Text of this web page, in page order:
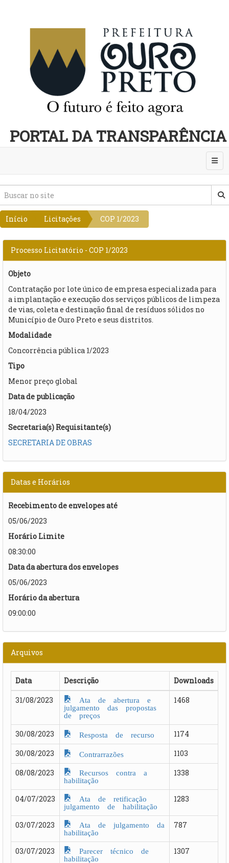
PORTAL DA TRANSPARÊNCIA
Início Licitações COP 1/2023
Processo Licitatório - COP 1/2023
Objeto
Contratação por lote único de empresa especializada para
a implantação e execução dos serviços públicos de limpeza
de vias, coleta e destinação final de resíduos sólidos no
Município de Ouro Preto e seus distritos.
Modalidade
Concorrência pública 1/2023
Tipo
Menor preço global
Data de publicação
18/04/2023
Secretaria(s) Requisitante(s)
SECRETARIA DE OBRAS
Datas e Horários
Recebimento de envelopes até
05/06/2023
Horário Limite
08:30:00
Data da abertura dos envelopes
05/06/2023
Horário da abertura
09:00:00
Arquivos
Data Descrição
Downloads
31/08/2023
Ata de abertura e
julgamento das propostas
de preços
1468
30/08/2023 Resposta de recurso
1174
30/08/2023
Contrarrazões
1103
08/08/2023
Recursos contra a
habilitação
1338
04/07/2023
Ata de retificação
julgamento de habilitação
1283
03/07/2023
Ata de julgamento da
habilitação
787
03/07/2023
Parecer técnico de
habilitação
1307